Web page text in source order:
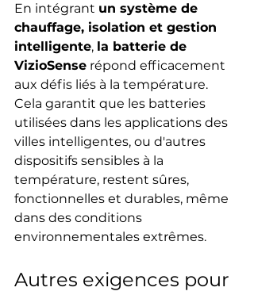
En intégrant un système de
chauffage, isolation et gestion
intelligente, la batterie de
VizioSense répond efficacement
aux défis liés à la température.
Cela garantit que les batteries
utilisées dans les applications des
villes intelligentes, ou d'autres
dispositifs sensibles à la
température, restent sûres,
fonctionnelles et durables, même
dans des conditions
environnementales extrêmes.
Autres exigences pour